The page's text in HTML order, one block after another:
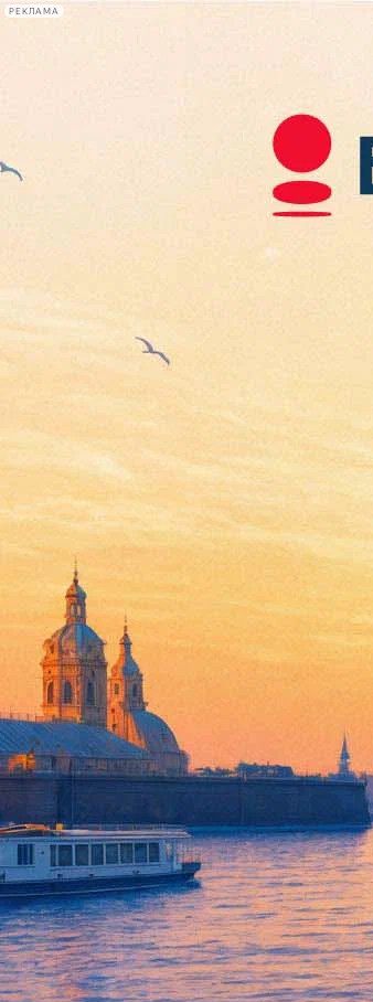
РЕКЛАМА
лекции
книги
В российском
17 сентября 2013,
Фильм "Риддик" (Riddick) о приключениях
заработала 5,1 миллиона долларов.
В третьей части франшизы, снятой Дэвидом
Не сдается мультфильм "Гадкий я — 2"
любовь, добавила в свою копилку 931 тысячу
На третьей строчке расположился лидер
Вашингтон) и офицере военно-морской
общие сборы до 3,5 миллиона долларов.
"Одноклассники 2" (Grown Ups 2) с Адамом
копилке комедии на данный момент 16,7